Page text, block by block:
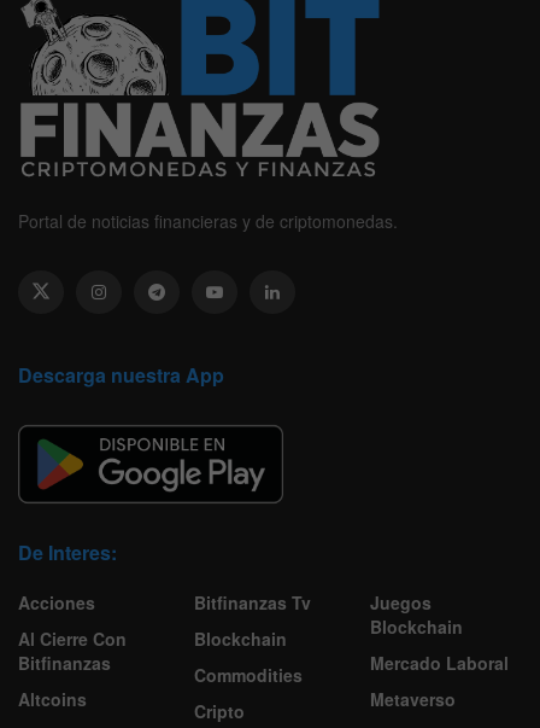
Portal de noticias financieras y de criptomonedas.
Descarga nuestra App
De Interes:
Acciones
Al Cierre Con
Bitfinanzas
Altcoins
Bitfinanzas Tv
Blockchain
Commodities
Cripto
Juegos
Blockchain
Mercado Laboral
Metaverso